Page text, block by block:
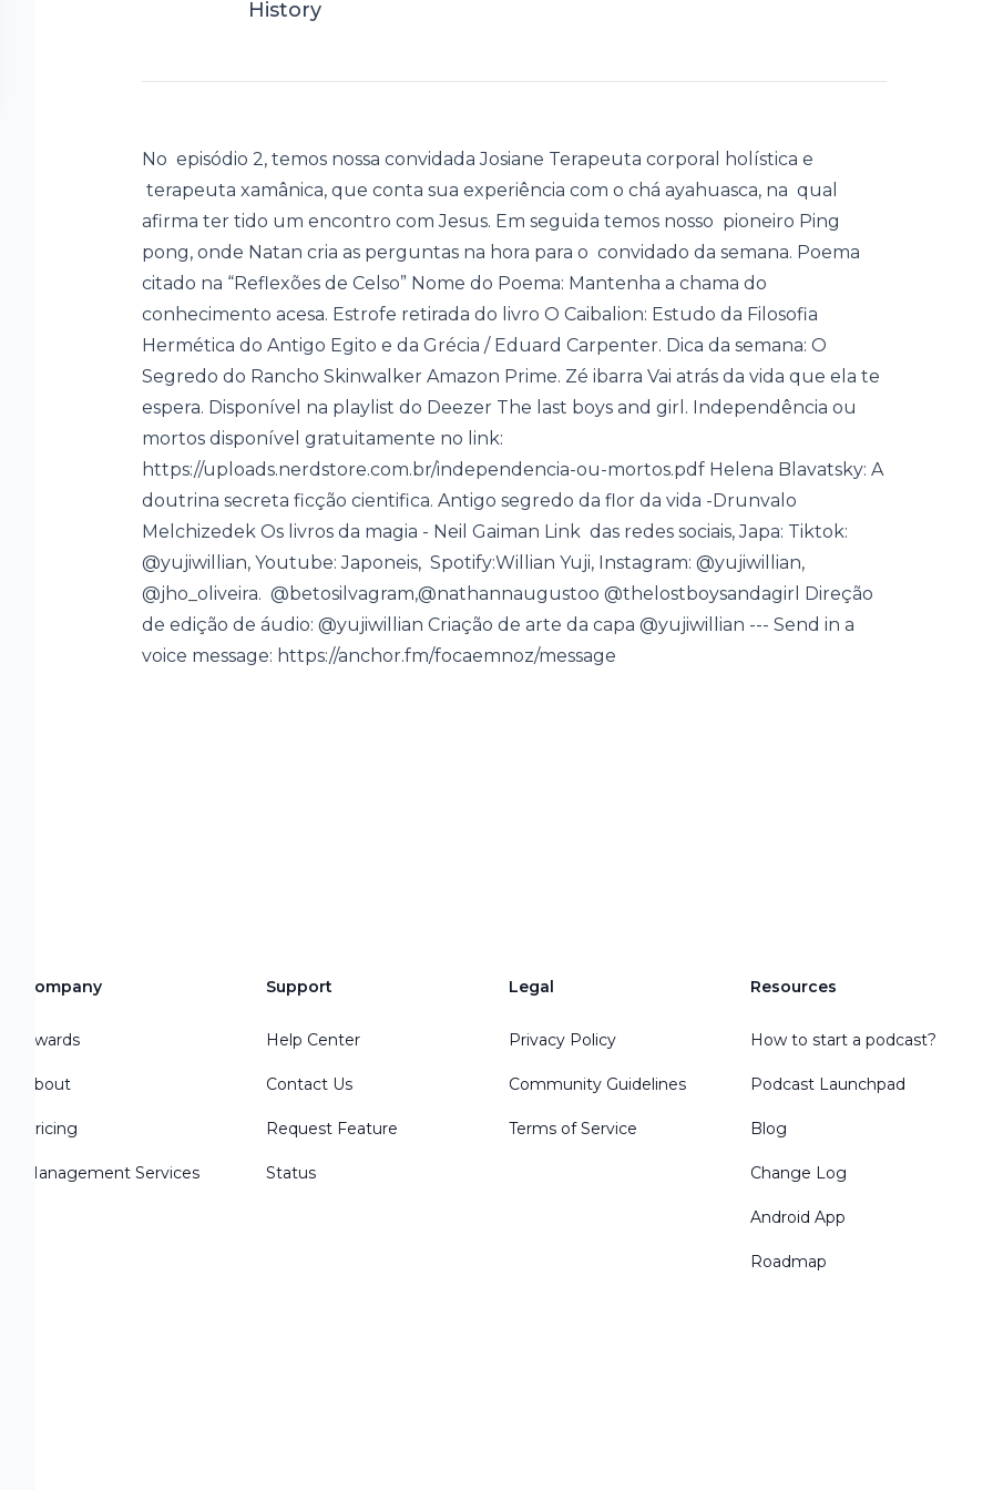
History
No episódio 2, temos nossa convidada Josiane Terapeuta corporal holística e
terapeuta xamânica, que conta sua experiência com o chá ayahuasca, na qual
afirma ter tido um encontro com Jesus. Em seguida temos nosso pioneiro Ping
pong, onde Natan cria as perguntas na hora para o convidado da semana. Poema
citado na “Reflexões de Celso” Nome do Poema: Mantenha a chama do
conhecimento acesa. Estrofe retirada do livro O Caibalion: Estudo da Filosofia
Hermética do Antigo Egito e da Grécia / Eduard Carpenter. Dica da semana: O
Segredo do Rancho Skinwalker Amazon Prime. Zé ibarra Vai atrás da vida que ela te
espera. Disponível na playlist do Deezer The last boys and girl. Independência ou
mortos disponível gratuitamente no link:
https://uploads.nerdstore.com.br/independencia-ou-mortos.pdf Helena Blavatsky: A
doutrina secreta ficção cientifica. Antigo segredo da flor da vida -Drunvalo
Melchizedek Os livros da magia - Neil Gaiman Link das redes sociais, Japa: Tiktok:
@yujiwillian, Youtube: Japoneis, Spotify:Willian Yuji, Instagram: @yujiwillian,
@jho_oliveira. @betosilvagram,@nathannaugustoo @thelostboysandagirl Direção
de edição de áudio: @yujiwillian Criação de arte da capa @yujiwillian --- Send in a
voice message: https://anchor.fm/focaemnoz/message
Company
Awards
About
Pricing
Management Services
Support
Help Center
Contact Us
Request Feature
Status
Legal
Privacy Policy
Community Guidelines
Terms of Service
Resources
How to start a podcast?
Podcast Launchpad
Blog
Change Log
Android App
Roadmap